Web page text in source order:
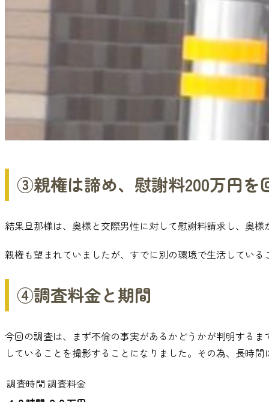
③親権は諦め、 慰謝料200万円を
結果旦那様は、 奥様と交際男性に対して慰謝料請求し、 奥様
親権も望まれていましたが、 すでに別の環境で生活している
④調査料金と期間
今回の調査は、
まず不倫の事実があるかどうかが判明する
していることを撮影することになりました。 その為、 長時間
調査時間 調査料金